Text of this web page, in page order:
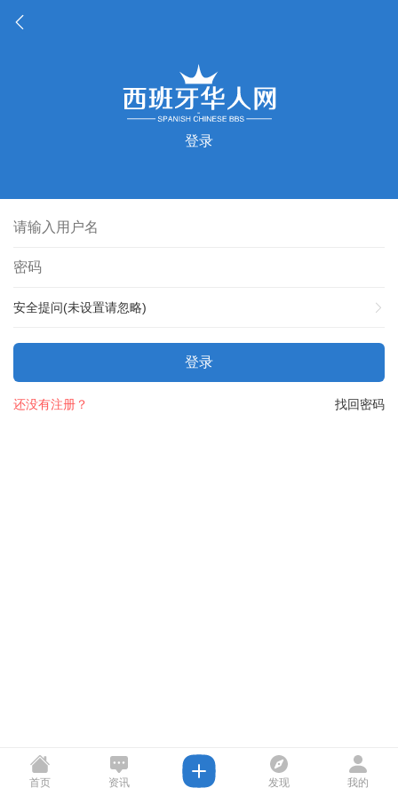
登录
安全提问(未设置请忽略)
登录
找回密码
还没有注册？
首页 资讯 发现 我的